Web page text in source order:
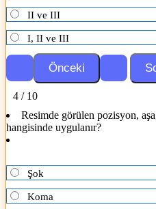
II ve III
I, II ve III
4 / 10
Resimde görülen pozisyon,
hangisinde uygulanır?
Şok
Koma